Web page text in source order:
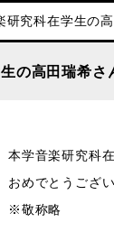
研究科在学生の
の高田瑞希
本学音楽研究科
おめでとうござい
※敬称略